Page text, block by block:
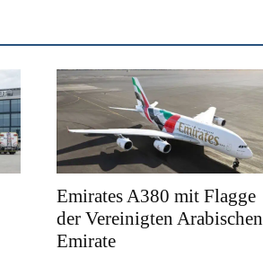
Emirates A380 mit Flagge
der Vereinigten Arabischen
Emirate